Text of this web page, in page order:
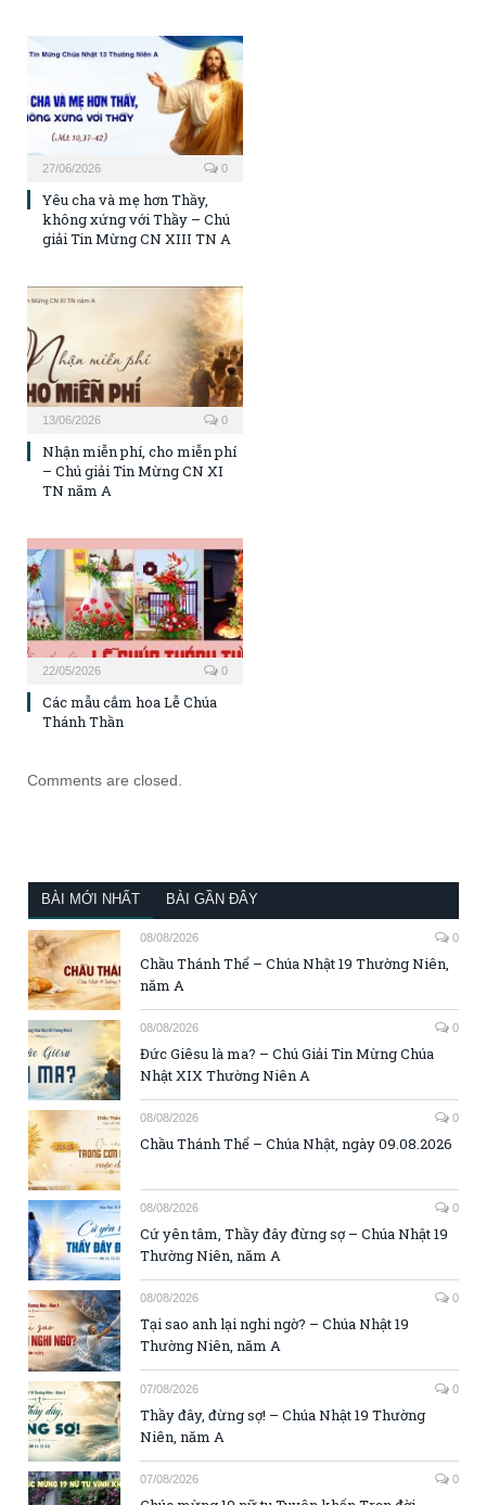
27/06/2026 0
Yêu cha và mẹ hơn Thầy,
không xứng với Thầy – Chú
giải Tin Mừng CN XIII TN A
13/06/2026 0
Nhận miễn phí, cho miễn phí
– Chú giải Tin Mừng CN XI
TN năm A
22/05/2026 0
Các mẫu cắm hoa Lễ Chúa
Thánh Thần
Comments are closed.
BÀI MỚI NHẤT BÀI GẦN ĐÂY
08/08/2026 0
Chầu Thánh Thể – Chúa Nhật 19 Thường Niên,
năm A
08/08/2026 0
Đức Giêsu là ma? – Chú Giải Tin Mừng Chúa
Nhật XIX Thường Niên A
08/08/2026 0
Chầu Thánh Thể – Chúa Nhật, ngày 09.08.2026
08/08/2026 0
Cứ yên tâm, Thầy đây đừng sợ – Chúa Nhật 19
Thường Niên, năm A
08/08/2026 0
Tại sao anh lại nghi ngờ? – Chúa Nhật 19
Thường Niên, năm A
07/08/2026 0
Thầy đây, đừng sợ! – Chúa Nhật 19 Thường
Niên, năm A
07/08/2026 0